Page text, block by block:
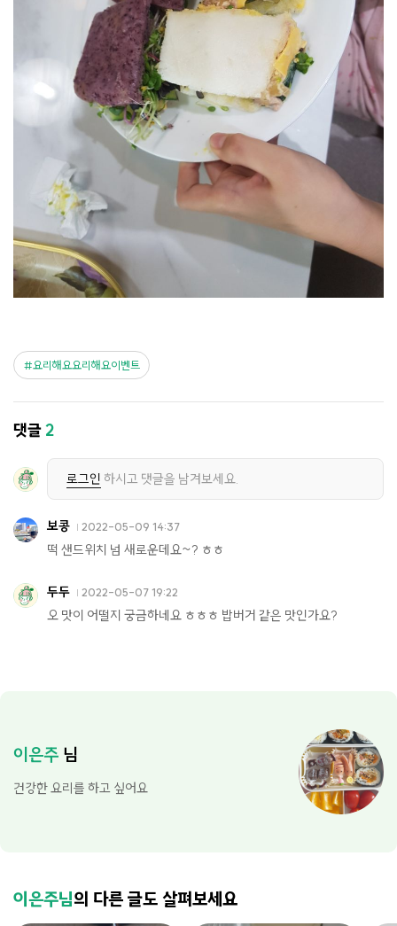
요리해요요리해요이벤트
댓글2
로그인 하시고 댓글을 남겨보세요.
보콩 2022-05-09 14:37
떡 샌드위치 넘 새로운데요~? ㅎㅎ
두두 2022-05-07 19:22
오 맛이 어떨지 궁금하네요 ㅎㅎㅎ 밥버거 같은 맛인가요?
이은주 님
건강한 요리를 하고 싶어요
이은주님의 다른 글도 살펴보세요